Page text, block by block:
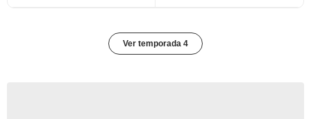
Ver temporada 4